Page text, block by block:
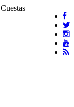
Cuestas